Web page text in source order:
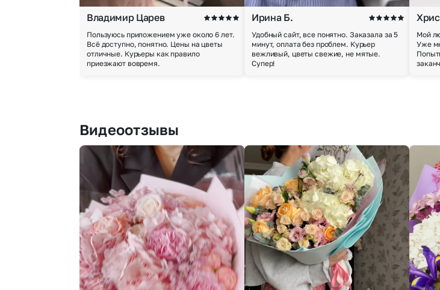
Владимир Царев
Пользуюсь приложением уже около 6 лет.
Всё доступно, понятно. Цены на цветы
отличные. Курьеры как правило
приезжают вовремя.
Ирина Б.
Удобный сайт, все понятно. Заказала за 5
минут, оплата без проблем. Курьер
вежливый, цветы свежие, не мятые.
Супер!
Мой
Уже
Видеоотзывы